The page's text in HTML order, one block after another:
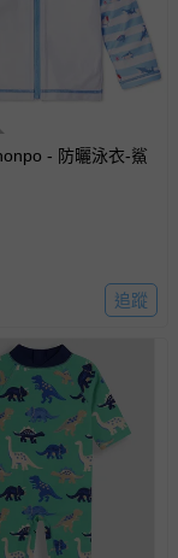
- 防曬泳衣-鯊
追蹤